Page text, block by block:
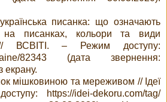
писанка: що означають
писанках, кольори та види
ВСВІТІ. – Режим доступу:
82343 (дата звернення:
екрану.
мішковиною та мереживом // Ідеї
https://idei-dekoru.com/tag/